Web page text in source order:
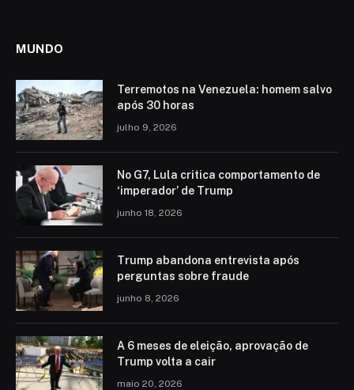
MUNDO
Terremotos na Venezuela: homem salvo
após 30 horas
julho 9, 2026
No G7, Lula critica comportamento de
‘imperador’ de Trump
junho 18, 2026
Trump abandona entrevista após
perguntas sobre fraude
junho 8, 2026
A 6 meses de eleição, aprovação de
Trump volta a cair
maio 20, 2026